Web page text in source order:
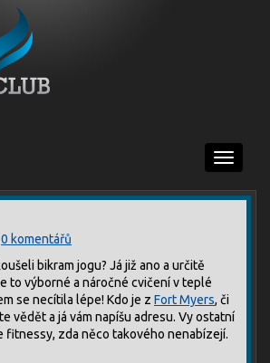
Menu
0 komentářů
bikram jogu? Já již ano a určitě
to výborné a náročné cvičení v teplé
se necítila lépe! Kdo je z Fort Myers, či
vědět a já vám napíšu adresu. Vy ostatní
fitnessy, zda něco takového nenabízejí.